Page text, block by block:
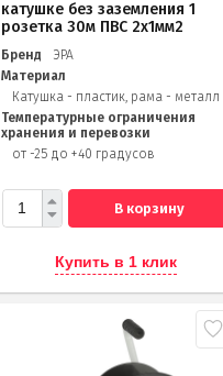
катушке без заземления 1
розетка 30м ПВС 2x1мм2
Бренд
ЭРА
Материал
Катушка - пластик, рама - металл
Температурные ограничения
хранения и перевозки
от -25 до +40 градусов
В корзину
Купить в 1 клик